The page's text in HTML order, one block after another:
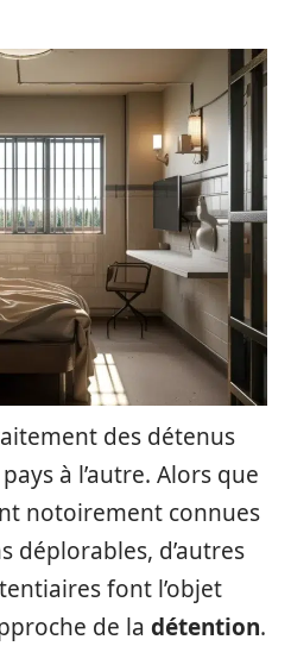
des détenus
à l’autre. Alors que
notoirement connues
déplorables, d’autres
font l’objet
de la détention.